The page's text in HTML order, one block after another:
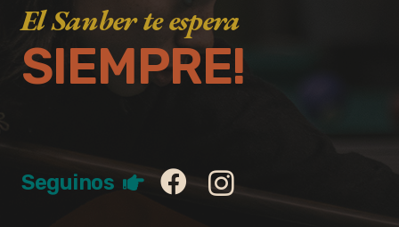
El Sanber te espera
SIEMPRE!
Seguinos